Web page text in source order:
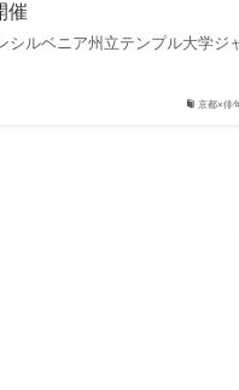
京都×俳
催
シルベニア州立テンプル大学ジ